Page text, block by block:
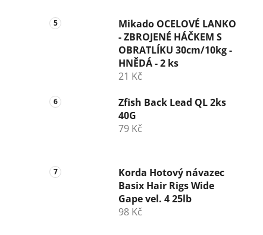
Mikado OCELOVÉ LANKO
- ZBROJENÉ HÁČKEM S
OBRATLÍKU 30cm/10kg -
HNĚDÁ - 2 ks
21 Kč
Zfish Back Lead QL 2ks
40G
79 Kč
Korda Hotový návazec
Basix Hair Rigs Wide
Gape vel. 4 25lb
98 Kč